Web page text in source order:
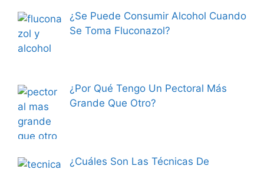
¿Se Puede Consumir Alcohol Cuando
Se Toma Fluconazol?
¿Por Qué Tengo Un Pectoral Más
Grande Que Otro?
¿Cuáles Son Las Técnicas De